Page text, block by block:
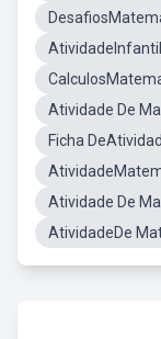
Atividade De
Ficha
Atividade De
AtividadeDe